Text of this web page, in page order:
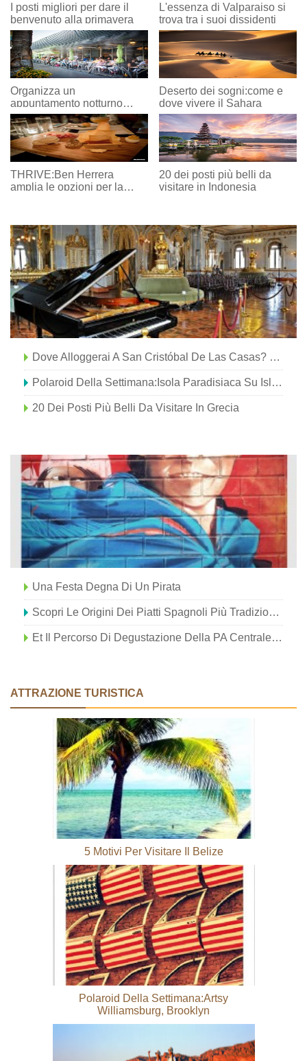
I posti migliori per dare il
benvenuto alla primavera
L'essenza di Valparaiso si
trova tra i suoi dissidenti
Organizza un
appuntamento notturno
LGBTQ a Greater Palm
Springs
Deserto dei sogni:come e
dove vivere il Sahara
THRIVE:Ben Herrera
amplia le opzioni per la
20 dei posti più belli da
visitare in Indonesia
Dove Alloggerai A San Cristóbal De Las Casas? Le Gite Del Sol
Polaroid Della Settimana:Isola Paradisiaca Su Isla Mujeres, Messico
20 Dei Posti Più Belli Da Visitare In Grecia
Una Festa Degna Di Un Pirata
Scopri Le Origini Dei Piatti Spagnoli Più Tradizionali
Et Il Percorso Di Degustazione Della PA Centrale Ravviva Il Tuo Spirito Durante Le Festività Natalizie
ATTRAZIONE TURISTICA
5 Motivi Per Visitare Il Belize
Polaroid Della Settimana:Artsy
Williamsburg, Brooklyn